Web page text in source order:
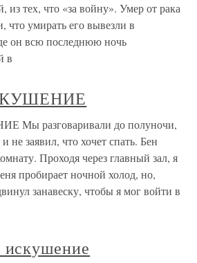
из тех, что «за войну». Умер от рака
что умирать его вывезли в
он всю последнюю ночь
в
Мы разговаривали до полуночи,
не заявил, что хочет спать. Бен
Проходя через главный зал, я
пробирает ночной холод, но,
занавеску, чтобы я мог войти в
искушение